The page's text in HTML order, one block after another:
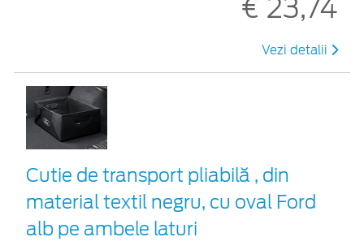
€ 23,74
Vezi detalii
Cutie de transport pliabilă , din
material textil negru, cu oval Ford
alb pe ambele laturi